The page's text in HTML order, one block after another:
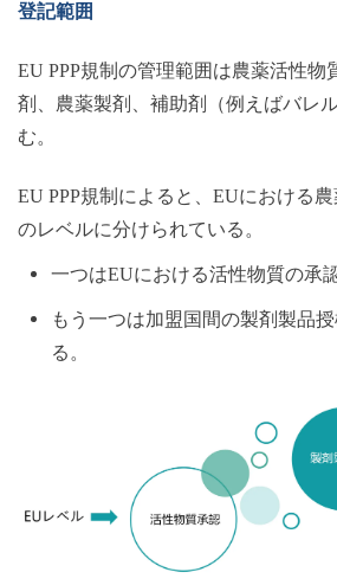
登記範囲
EU PPP規制の管理範囲は農薬活性物
剤、農薬製剤、補助剤（例えばバレ
む。
EU PPP規制によると、EUにおける
のレベルに分けられている。
一つはEUにおける活性物質の承
もう一つは加盟国間の製剤製品
る。